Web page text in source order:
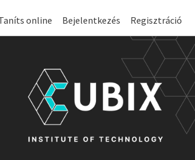
online Bejelentkezés Regisztráció